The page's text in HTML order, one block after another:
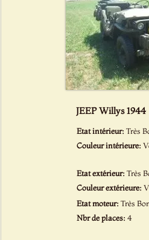
JEEP Willys 1944
Etat intérieur:Très
Couleur intérieure:
Etat extérieur:Très
Couleur extérieure:
Etat moteur:Très
Nbr de places:4